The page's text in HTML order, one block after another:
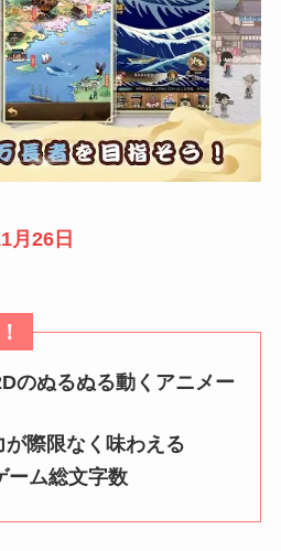
月26日
のぬるぬる動くアニメー
が際限なく味わえる
ーム総文字数